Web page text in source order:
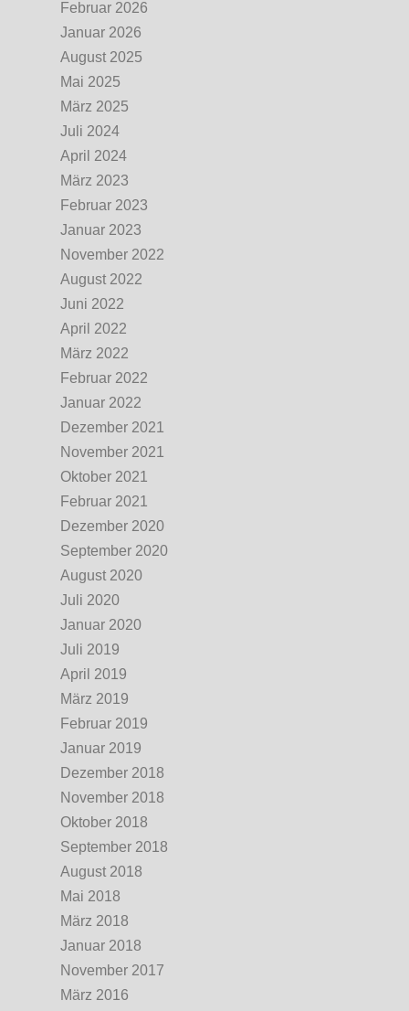
Februar 2026
Januar 2026
August 2025
Mai 2025
März 2025
Juli 2024
April 2024
März 2023
Februar 2023
Januar 2023
November 2022
August 2022
Juni 2022
April 2022
März 2022
Februar 2022
Januar 2022
Dezember 2021
November 2021
Oktober 2021
Februar 2021
Dezember 2020
September 2020
August 2020
Juli 2020
Januar 2020
Juli 2019
April 2019
März 2019
Februar 2019
Januar 2019
Dezember 2018
November 2018
Oktober 2018
September 2018
August 2018
Mai 2018
März 2018
Januar 2018
November 2017
März 2016